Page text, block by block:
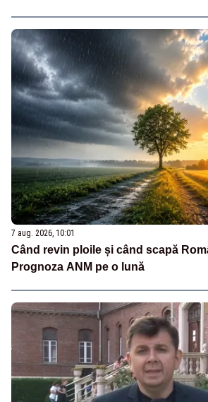
7 aug. 2026, 10:01
Când revin ploile și când scapă
Prognoza ANM pe o lună